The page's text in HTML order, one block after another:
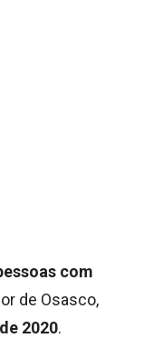
com
de Osasco,
2020.